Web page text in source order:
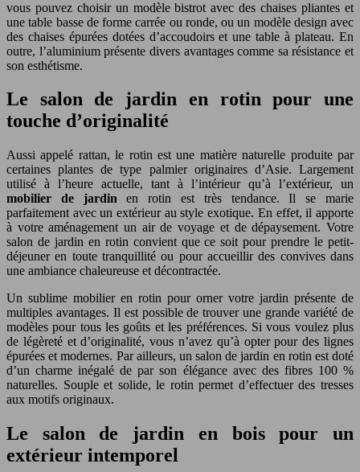
vous pouvez choisir un modèle bistrot avec des chaises pliantes et
une table basse de forme carrée ou ronde, ou un modèle design avec
des chaises épurées dotées d’accoudoirs et une table à plateau. En
outre, l’aluminium présente divers avantages comme sa résistance et
son esthétisme.
Le salon de jardin en rotin pour une
touche d’originalité
Aussi appelé rattan, le rotin est une matière naturelle produite par
certaines plantes de type palmier originaires d’Asie. Largement
utilisé à l’heure actuelle, tant à l’intérieur qu’à l’extérieur, un
mobilier de jardin en rotin est très tendance. Il se marie
parfaitement avec un extérieur au style exotique. En effet, il apporte
à votre aménagement un air de voyage et de dépaysement. Votre
salon de jardin en rotin convient que ce soit pour prendre le petit-
déjeuner en toute tranquillité ou pour accueillir des convives dans
une ambiance chaleureuse et décontractée.
Un sublime mobilier en rotin pour orner votre jardin présente de
multiples avantages. Il est possible de trouver une grande variété de
modèles pour tous les goûts et les préférences. Si vous voulez plus
de légèreté et d’originalité, vous n’avez qu’à opter pour des lignes
épurées et modernes. Par ailleurs, un salon de jardin en rotin est doté
d’un charme inégalé de par son élégance avec des fibres 100 %
naturelles. Souple et solide, le rotin permet d’effectuer des tresses
aux motifs originaux.
Le salon de jardin en bois pour un
extérieur intemporel